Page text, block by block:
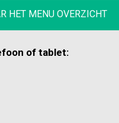
HET MENU OVERZICHT
of tablet: